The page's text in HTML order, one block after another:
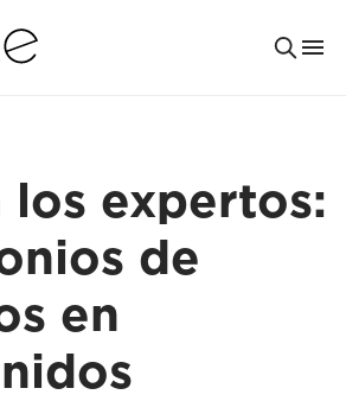
los expertos:
de
en